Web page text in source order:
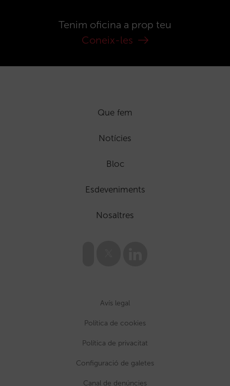
Tenim oficina a prop teu
Coneix-les
Que fem
Notícies
Bloc
Esdeveniments
Nosaltres
Avís legal
Política de cookies
Política de privacitat
Configuració de galetes
Canal de denúncies